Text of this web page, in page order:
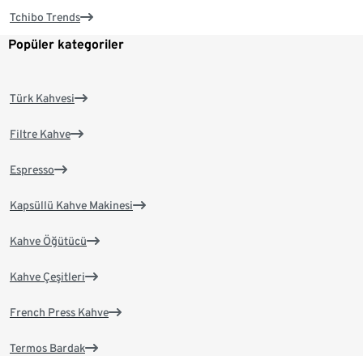
Tchibo Trends
Popüler kategoriler
Türk Kahvesi
Filtre Kahve
Espresso
Kapsüllü Kahve Makinesi
Kahve Öğütücü
Kahve Çeşitleri
French Press Kahve
Termos Bardak